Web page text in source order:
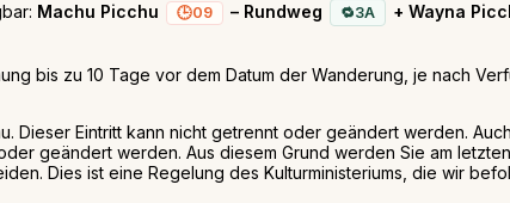
Machu Picchu 09 – Rundweg 3A + Wayna
bis zu 10 Tage vor dem Datum der Wanderung, je nach
Dieser Eintritt kann nicht getrennt oder geändert werden.
geändert werden. Aus diesem Grund werden Sie am
Dies ist eine Regelung des Kulturministeriums, die wir